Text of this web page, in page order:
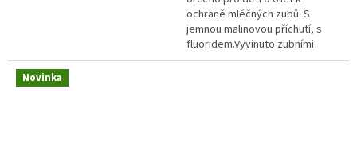
ochraně mléčných zubů. S
jemnou malinovou příchutí, s
fluoridem.Vyvinuto zubními
odborníky.
Novinka